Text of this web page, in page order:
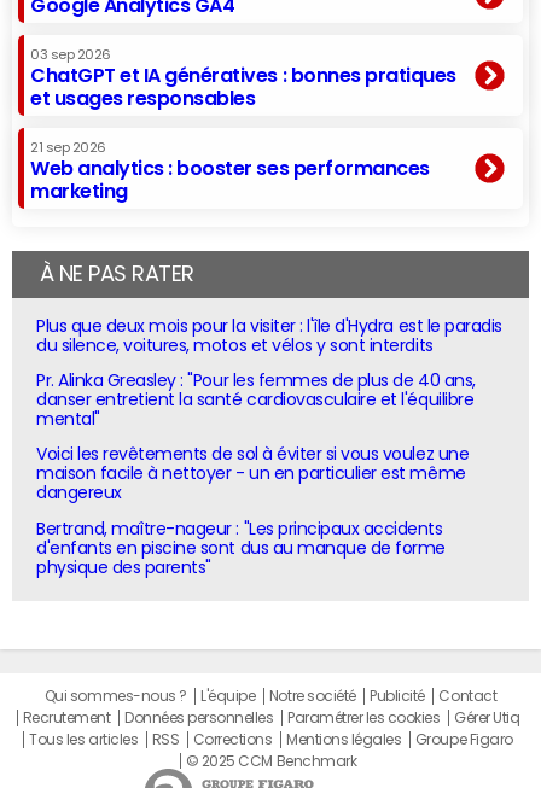
Google Analytics GA4
03 sep 2026
ChatGPT et IA génératives : bonnes pratiques
et usages responsables
21 sep 2026
Web analytics : booster ses performances
marketing
À NE PAS RATER
Plus que deux mois pour la visiter : l'île d'Hydra est le paradis
du silence, voitures, motos et vélos y sont interdits
Pr. Alinka Greasley : "Pour les femmes de plus de 40 ans,
danser entretient la santé cardiovasculaire et l'équilibre
mental"
Voici les revêtements de sol à éviter si vous voulez une
maison facile à nettoyer - un en particulier est même
dangereux
Bertrand, maître-nageur : "Les principaux accidents
d'enfants en piscine sont dus au manque de forme
physique des parents"
Qui sommes-nous ? L'équipe Notre société Publicité
Contact
Recrutement
Données personnelles Paramétrer les cookies
Gérer Utiq
Tous les articles
RSS Corrections Mentions légales
Groupe Figaro
© 2025 CCM Benchmark